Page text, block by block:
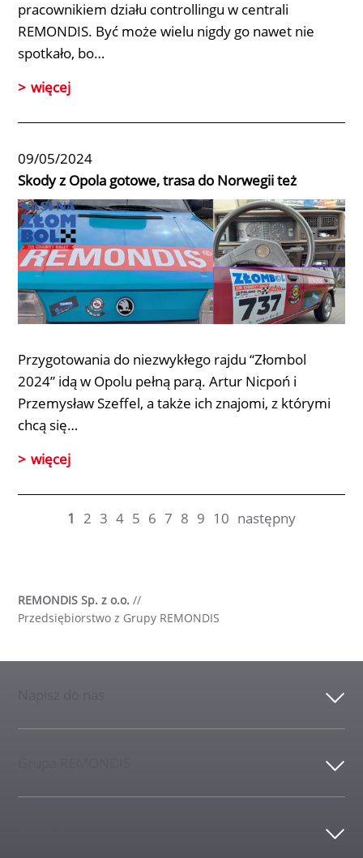
pracownikiem działu controllingu w centrali
REMONDIS. Być może wielu nigdy go nawet nie
spotkało, bo…
więcej
09/05/2024
Skody z Opola gotowe, trasa do Norwegii też
Przygotowania do niezwykłego rajdu “Złombol
2024” idą w Opolu pełną parą. Artur Nicpoń i
Przemysław Szeffel, a także ich znajomi, z którymi
chcą się…
więcej
1 2 3 4 5 6 7 8 9 10 następny
REMONDIS Sp. z o.o. //
Przedsiębiorstwo z Grupy REMONDIS